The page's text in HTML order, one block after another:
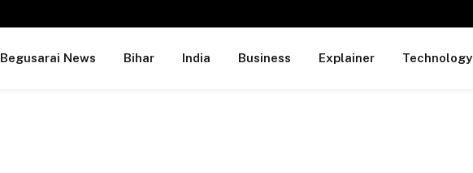
Begusarai News Bihar India Business Explainer Technology